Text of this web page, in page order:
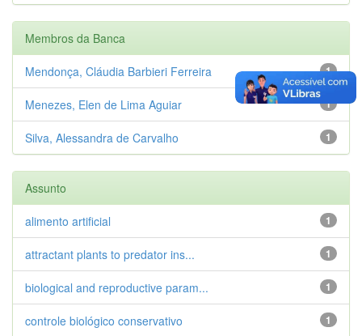
Membros da Banca
1
Mendonça, Cláudia Barbieri Ferreira
1
Menezes, Elen de Lima Aguiar
1
Silva, Alessandra de Carvalho
Assunto
1
alimento artificial
1
attractant plants to predator ins...
1
biological and reproductive param...
1
controle biológico conservativo